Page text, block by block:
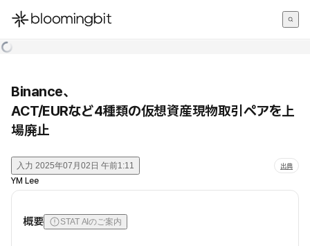
한국어
Binance、
ACT/EURなど4種類の仮想資産現物取引ペアを上
場廃止
入力 2025年07月02日 午前1:11 出典
YM Lee
概要 STAT AIのご案内